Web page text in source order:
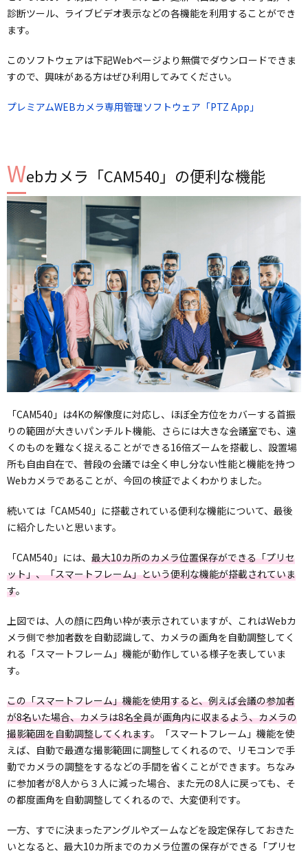
診断ツール、ライブビデオ表示などの各機能を利用することができ
ます。
このソフトウェアは下記Webページより無償でダウンロードできま
すので、興味がある方はぜひ利用してみてください。
プレミアムWEBカメラ専用管理ソフトウェア「PTZ App」
Webカメラ「CAM540」の便利な機能
「CAM540」は4Kの解像度に対応し、ほぼ全方位をカバーする首振
りの範囲が大きいパンチルト機能、さらには大きな会議室でも、遠
くのものを難なく捉えることができる16倍ズームを搭載し、設置場
所も自由自在で、普段の会議では全く申し分ない性能と機能を持つ
Webカメラであることが、今回の検証でよくわかりました。
続いては「CAM540」に搭載されている便利な機能について、最後
に紹介したいと思います。
「CAM540」には、 最大10カ所のカメラ位置保存ができる「プリセ
ット」、「スマートフレーム」という便利な機能が搭載されていま
す。
上図では、人の顔に四角い枠が表示されていますが、これはWebカ
メラ側で参加者数を自動認識して、カメラの画角を自動調整してく
れる「スマートフレーム」機能が動作している様子を表していま
す。
この「スマートフレーム」機能を使用すると、例えば会議の参加者
が8名いた場合、カメラは8名全員が画角内に収まるよう、カメラの
撮影範囲を自動調整してくれます。「スマートフレーム」機能を使
えば、自動で最適な撮影範囲に調整してくれるので、リモコンで手
動でカメラの調整をするなどの手間を省くことができます。ちなみ
に参加者が8人から３人に減った場合、また元の8人に戻っても、そ
の都度画角を自動調整してくれるので、大変便利です。
一方、すでに決まったアングルやズームなどを設定保存しておきた
いとなると、最大10カ所までのカメラ位置の保存ができる「プリセ